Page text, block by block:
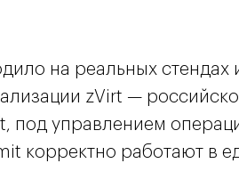
на реальных
zVirt —
под управлением
корректно работают в